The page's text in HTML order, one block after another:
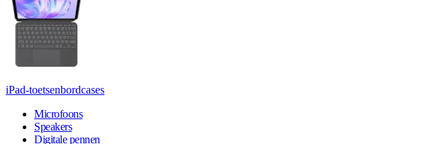
iPad-toetsenbordcases
Microfoons
Speakers
Digitale pennen